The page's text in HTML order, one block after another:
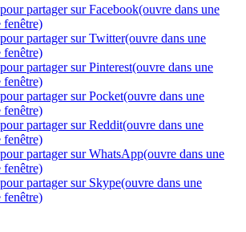
partager sur Facebook(ouvre dans une
fenêtre)
partager sur Twitter(ouvre dans une
fenêtre)
partager sur Pinterest(ouvre dans une
fenêtre)
partager sur Pocket(ouvre dans une
fenêtre)
partager sur Reddit(ouvre dans une
fenêtre)
partager sur WhatsApp(ouvre dans une
fenêtre)
partager sur Skype(ouvre dans une
fenêtre)